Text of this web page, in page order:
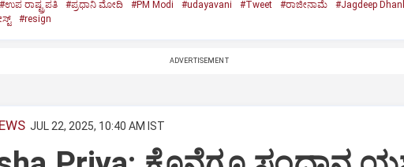
#ಉಪ ರಾಷ್ಟ್ರಪತಿ #ಪ್ರಧಾನಿ ಮೋದಿ #PM Modi #udayavani #Tweet #ರಾಜೀನಾಮೆ
#Jagdeep
#resign
ADVERTISEMENT
JUL 22, 2025, 10:40 AM IST